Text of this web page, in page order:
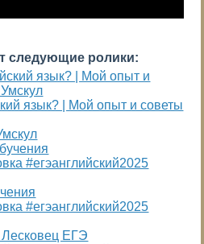
следующие ролики:
язык? | Мой опыт и советы
#егэанглийский2025
ЕГЭ